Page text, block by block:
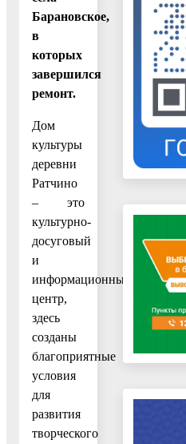
Барановское,
в
которых
завершился
ремонт.
Дом
культуры
деревни
Ратчино
– это
культурно-
досуговый
и
информационный
центр,
здесь
созданы
благоприятные
условия
для
развития
творческого